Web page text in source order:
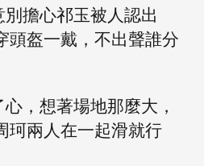
擔心祁玉被人認出
頭盔一戴，不出聲誰分
，想著場地那麼大，
珂兩人在一起滑就行